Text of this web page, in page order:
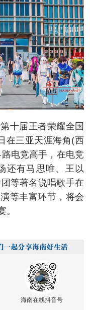
十届王者荣耀全国
在三亚天涯海角(西
电竞高手，在电竞
还有马思唯、王以
等著名说唱歌手在
等丰富环节，将会
。
海南在线抖音号